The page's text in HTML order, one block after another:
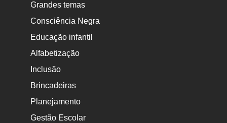
Grandes temas
Consciência Negra
Educação infantil
Alfabetização
Inclusão
Brincadeiras
Planejamento
Gestão Escolar